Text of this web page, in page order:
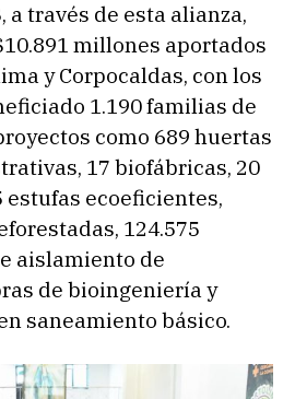
a través de esta alianza,
millones aportados
y Corpocaldas, con los
1.190 familias de
como 689 huertas
17 biofábricas, 20
ecoeficientes,
124.575
aislamiento de
de bioingeniería y
saneamiento básico.